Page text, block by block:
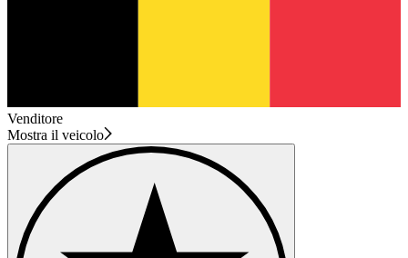
Venditore
Mostra il veicolo